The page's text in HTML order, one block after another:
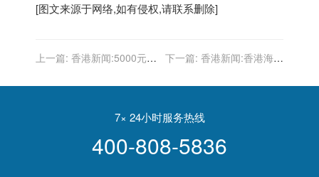
[图文来源于网络,如有侵权,请联系删除]
上一篇: 香港新闻:5000元電
起發放
下一篇: 香港新闻:香港海外
局終止與教協工作關係 回歸
7× 24小时服务热线
400-808-5836